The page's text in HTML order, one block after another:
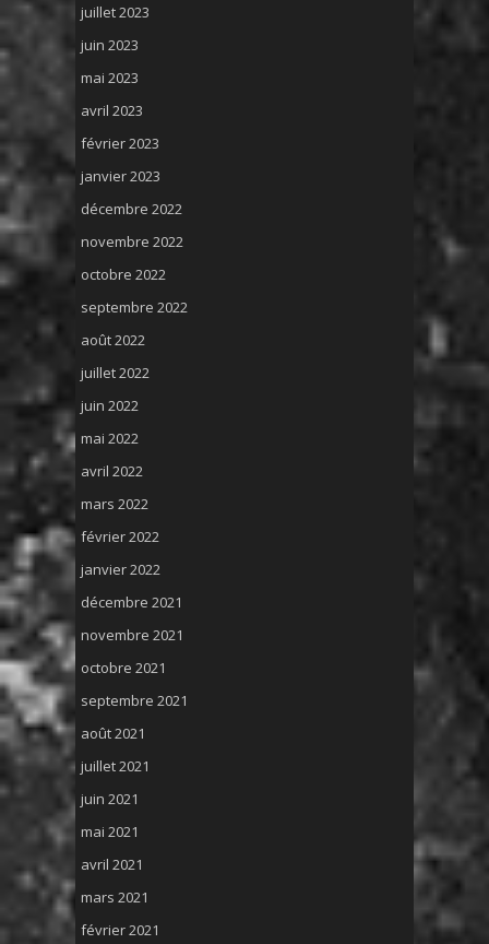
juillet 2023
juin 2023
mai 2023
avril 2023
février 2023
janvier 2023
décembre 2022
novembre 2022
octobre 2022
septembre 2022
août 2022
juillet 2022
juin 2022
mai 2022
avril 2022
mars 2022
février 2022
janvier 2022
décembre 2021
novembre 2021
octobre 2021
septembre 2021
août 2021
juillet 2021
juin 2021
mai 2021
avril 2021
mars 2021
février 2021